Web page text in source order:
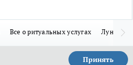
Все о ритуальных услугах Лунно-
Принять